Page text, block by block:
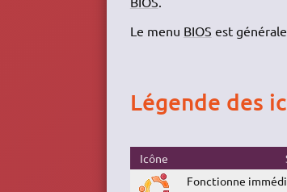
Le menu BIOS est
Légende des
Icône
Fonctionne